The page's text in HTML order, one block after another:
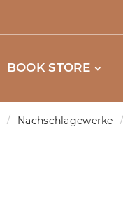
BOOK STORE
Nachschlagewerke